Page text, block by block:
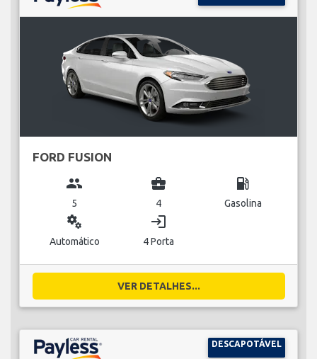
FORD FUSION
group
5
business_center
4
local_gas_station
Gasolina
miscellaneous_services
Automático
login
4 Porta
VER DETALHES...
DESCAPOTÁVEL